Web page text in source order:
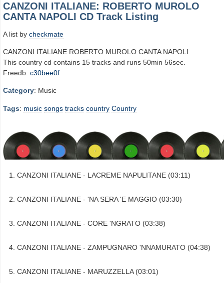
CANZONI ITALIANE: ROBERTO MUROLO
CANTA NAPOLI CD Track Listing
A list by checkmate
CANZONI ITALIANE ROBERTO MUROLO CANTA NAPOLI
This country cd contains 15 tracks and runs 50min 56sec.
Freedb: c30bee0f
Category: Music
Tags: music songs tracks country Country
CANZONI ITALIANE - LACREME NAPULITANE (03:11)
CANZONI ITALIANE - 'NA SERA 'E MAGGIO (03:30)
CANZONI ITALIANE - CORE 'NGRATO (03:38)
CANZONI ITALIANE - ZAMPUGNARO 'NNAMURATO (04:38)
CANZONI ITALIANE - MARUZZELLA (03:01)